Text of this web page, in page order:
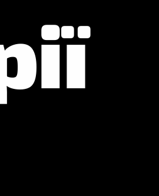
DIECI
Agri Star · Agri Farmer